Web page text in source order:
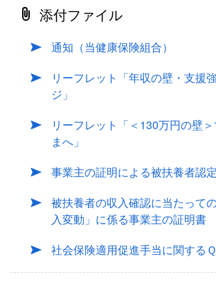
添付ファイル
通知（当健康保険組合）
リーフレット「年収の壁・支援
ジ」
リーフレット「＜130万円の壁
まへ」
事業主の証明による被扶養者認
被扶養者の収入確認に当たって
入変動」に係る事業主の証明書
社会保険適用促進手当に関する